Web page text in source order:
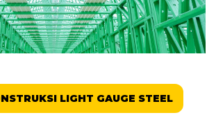
LIGHT GAUGE STEEL